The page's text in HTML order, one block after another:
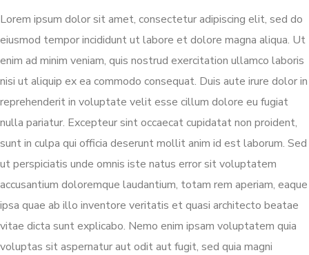
Lorem ipsum dolor sit amet, consectetur adipiscing elit, sed do
eiusmod tempor incididunt ut labore et dolore magna aliqua. Ut
enim ad minim veniam, quis nostrud exercitation ullamco laboris
nisi ut aliquip ex ea commodo consequat. Duis aute irure dolor in
reprehenderit in voluptate velit esse cillum dolore eu fugiat
nulla pariatur. Excepteur sint occaecat cupidatat non proident,
sunt in culpa qui officia deserunt mollit anim id est laborum. Sed
ut perspiciatis unde omnis iste natus error sit voluptatem
accusantium doloremque laudantium, totam rem aperiam, eaque
ipsa quae ab illo inventore veritatis et quasi architecto beatae
vitae dicta sunt explicabo. Nemo enim ipsam voluptatem quia
voluptas sit aspernatur aut odit aut fugit, sed quia magni